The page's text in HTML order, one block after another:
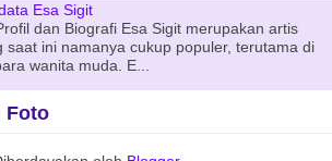
Esa Sigit
dan Biografi Esa Sigit merupakan artis
saat ini namanya cukup populer, terutama di
wanita muda. E...
Foto